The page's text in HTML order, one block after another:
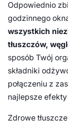
Odpowiednio
godzinnego
wszystkich
tłuszczów,
sposób Twój
składniki
połączeniu z
najlepsze
Zdrowe